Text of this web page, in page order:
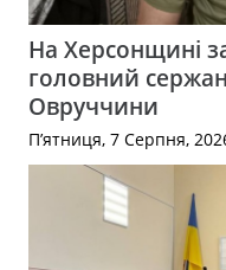
На Херсонщині
головний
Овруччини
П’ятниця, 7 Серпня,